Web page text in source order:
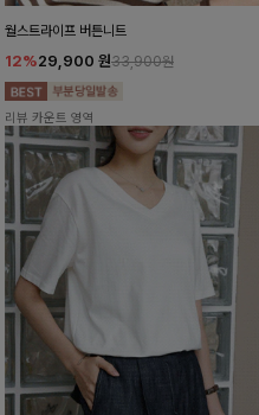
월스트라이프 버튼니트
12%29,900 원33,900원
리뷰 카운트 영역